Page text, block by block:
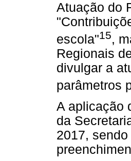
Atuação do
escola"15,
Regionais
divulgar a
parâmetros
A aplicação
da
2017,